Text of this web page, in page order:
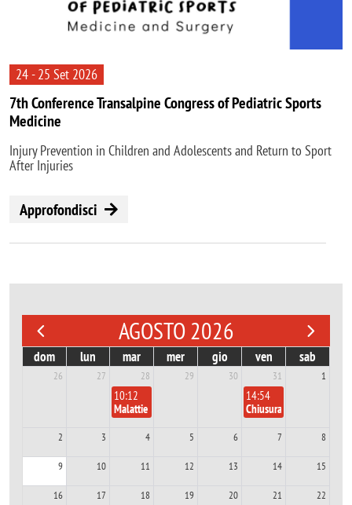
24 - 25 Set 2026
7th Conference Transalpine Congress of Pediatric Sports
Medicine
Injury Prevention in Children and Adolescents and Return to Sport
After Injuries
Approfondisci
AGOSTO 2026
dom lun mar mer gio ven sab
26 27 28
10:12
Malattie del fegato: l’intelligenza artificiale per una
29 30 31
14:54
Chiusura edificio Ygeia -
1
2 3 4 5 6 7 8
9 10 11 12 13 14 15
16 17 18 19 20 21 22